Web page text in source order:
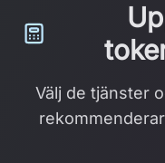
Välj de tjänster